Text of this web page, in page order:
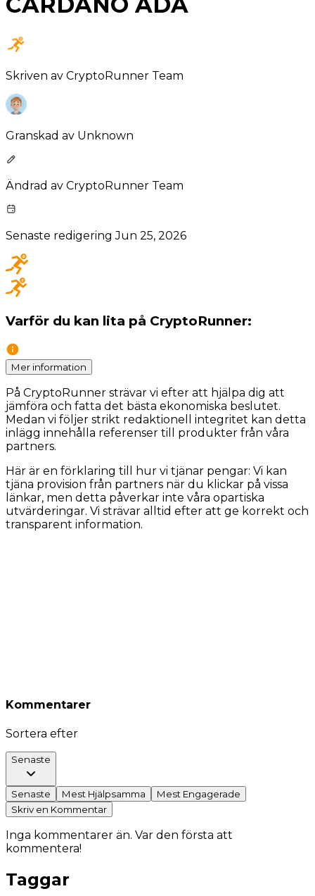
Skriven av CryptoRunner Team
Granskad av Unknown
Ändrad av CryptoRunner Team
Senaste redigering Jun 25, 2026
Varför du kan lita på CryptoRunner:
Mer information
På CryptoRunner strävar vi efter att hjälpa dig att
jämföra och fatta det bästa ekonomiska beslutet.
Medan vi följer strikt redaktionell integritet kan detta
inlägg innehålla referenser till produkter från våra
partners.
Här är en förklaring till hur vi tjänar pengar: Vi kan
tjäna provision från partners när du klickar på vissa
länkar, men detta påverkar inte våra opartiska
utvärderingar. Vi strävar alltid efter att ge korrekt och
transparent information.
Kommentarer
Sortera efter
Senaste
Senaste Mest Hjälpsamma
Mest Engagerade
Skriv en Kommentar
Inga kommentarer än. Var den första att
kommentera!
Taggar